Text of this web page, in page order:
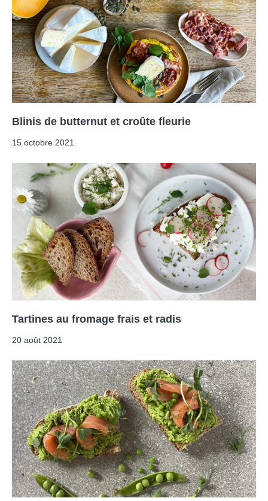
Blinis de butternut et croûte fleurie
15 octobre 2021
Tartines au fromage frais et radis
20 août 2021